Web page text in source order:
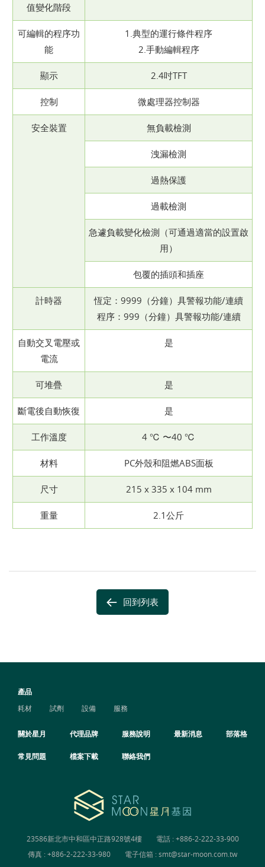
值變化階段
可編輯的程序功
能
1.典型的運行條件程序
2.手動編輯程序
顯示 2.4吋TFT
控制 微處理器控制器
安全裝置 無負載檢測
洩漏檢測
過熱保護
過載檢測
急遽負載變化檢測（可通過適當的設置啟
用）
包覆的插頭和插座
計時器
恆定：9999（分鐘）具警報功能/連續
程序：999（分鐘）具警報功能/連續
自動交叉電壓或
電流
是
可堆疊 是
斷電後自動恢復 是
工作溫度 4 ℃ 〜40 ℃
材料 PC外殼和阻燃ABS面板
尺寸 215 x 335 x 104 mm
重量 2.1公斤
回到列表
產品
耗材
試劑 設備 服務
關於星月 代理品牌 服務說明 最新消息 部落格
常見問題 檔案下載 聯絡我們
23586新北市中和區中正路928號4樓 電話 :+886-2-222-33-900
傳真 : +886-2-222-33-980
電子信箱 :smt@star-moon.com.tw